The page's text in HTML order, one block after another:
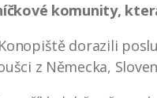
komunity,
dorazili
z Německa,